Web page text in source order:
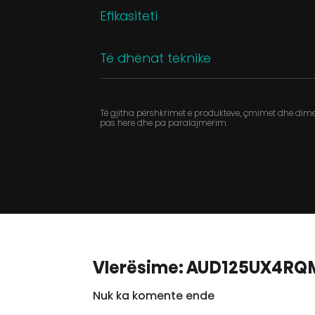
Efikasiteti
Të dhënat teknike
Të gjitha përshkrimet e produkteve, çmimet dhe
pas here dhe pa paralajmërim.
Vlerësime:
Nuk ka komente ende